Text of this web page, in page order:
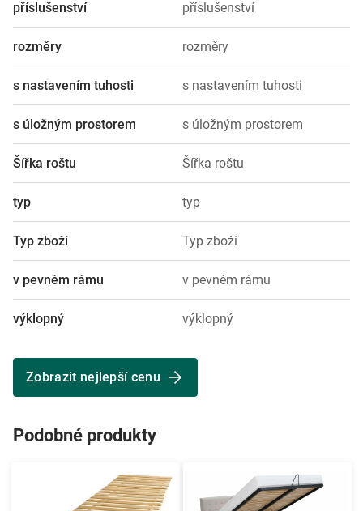
příslušenství příslušenství
rozměry rozměry
s nastavením tuhosti s nastavením tuhosti
s úložným prostorem s úložným prostorem
Šířka roštu Šířka roštu
typ typ
Typ zboží Typ zboží
v pevném rámu v pevném rámu
výklopný výklopný
Zobrazit nejlepší cenu
Podobné produkty